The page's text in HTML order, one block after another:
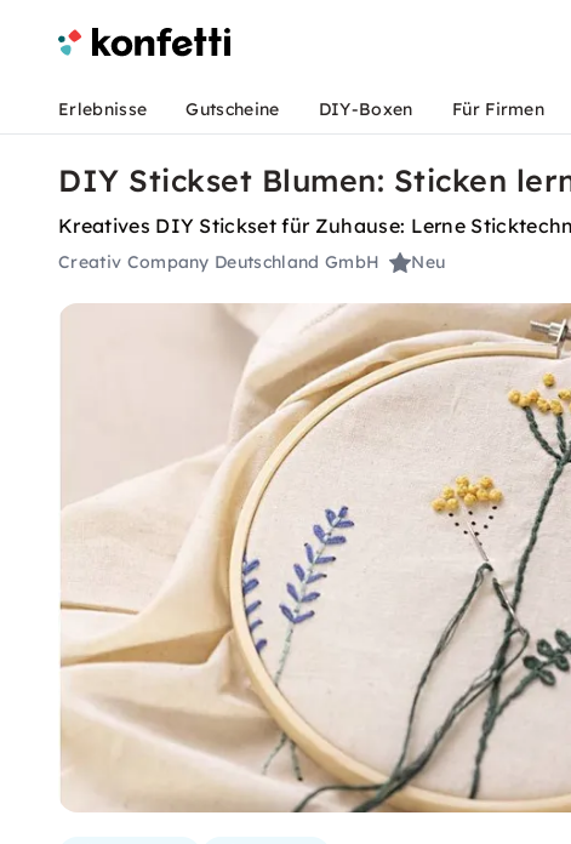
Erlebnisse Gutscheine DIY-Boxen Für Firmen
DIY Stickset Blumen: Sticken
Kreatives DIY Stickset für Zuhause: Lerne
Creativ Company Deutschland GmbH Neu